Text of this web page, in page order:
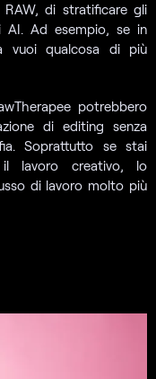
di stratificare gli
Ad esempio, se in
vuoi qualcosa di più
potrebbero
di editing senza
Soprattutto se stai
il lavoro creativo, lo
di lavoro molto più